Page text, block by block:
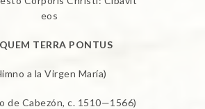
eos
TERRA PONTUS
a la Virgen María)
de Cabezón, c. 1510—1566)